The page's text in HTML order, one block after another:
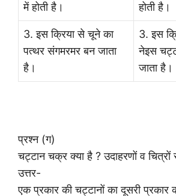
में होती है।
होती है।
3. इस क्रिया से चूने का
पत्थर संगमरमर बन जाता
है।
3. इस
नेइस
जाता है।
प्रश्न (ग)
चट्टान चक्र क्या है ? उदाहरणों व
उत्तर-
एक प्रकार की चट्टानों का दूसरी प्रकार